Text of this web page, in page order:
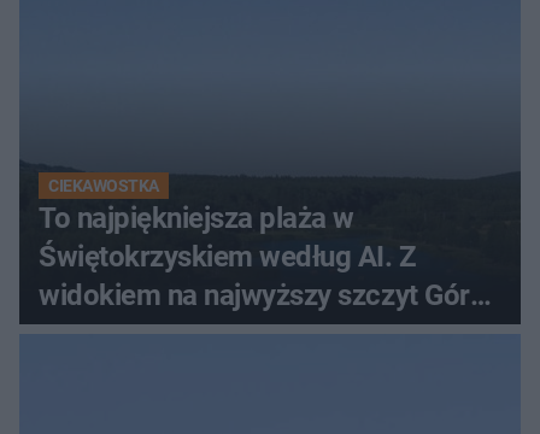
CIEKAWOSTKA
To najpiękniejsza plaża w
Świętokrzyskiem według AI. Z
widokiem na najwyższy szczyt Gór
Świętokrzyskich